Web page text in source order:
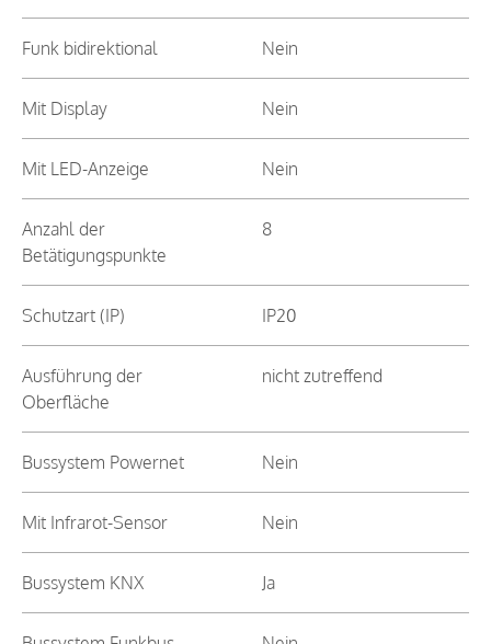
Funk bidirektional Nein
Mit Display Nein
Mit LED-Anzeige Nein
Anzahl der
Betätigungspunkte
8
Schutzart (IP) IP20
Ausführung der
Oberfläche
nicht zutreffend
Bussystem Powernet Nein
Mit Infrarot-Sensor Nein
Bussystem KNX Ja